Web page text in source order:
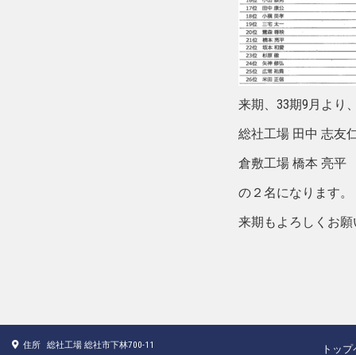
来期、33期9月より
総社工場 田中 志友
倉敷工場 橋本 亮平
の２名になります。
来期もよろしくお
住所
総社工場 総社市下林700-11
トッ